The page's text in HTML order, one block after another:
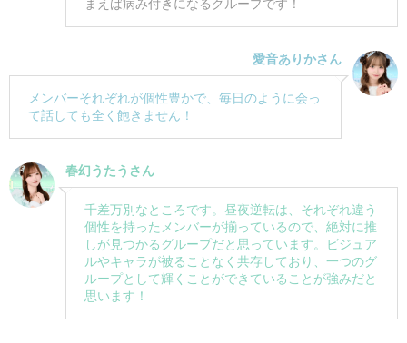
まえば病み付きになるグループです！
愛音ありかさん
メンバーそれぞれが個性豊かで、毎日のように会っ
て話しても全く飽きません！
春幻うたうさん
千差万別なところです。昼夜逆転は、それぞれ違う
個性を持ったメンバーが揃っているので、絶対に推
しが見つかるグループだと思っています。ビジュア
ルやキャラが被ることなく共存しており、一つのグ
ループとして輝くことができていることが強みだと
思います！